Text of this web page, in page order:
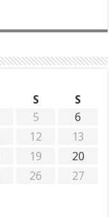
S
S
5
6
12
13
19
20
26
27